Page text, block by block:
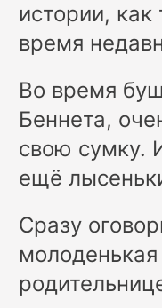
истории,
время
Во время
Беннета,
свою сумку.
ещё
Сразу